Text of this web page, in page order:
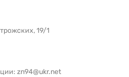
19/1
zn94@ukr.net